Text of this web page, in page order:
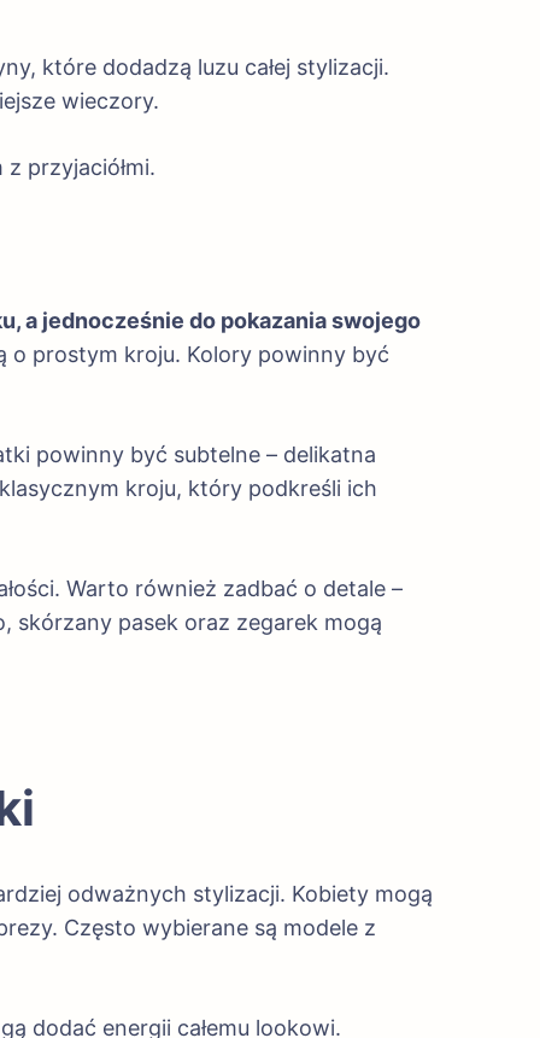
które dodadzą luzu całej stylizacji.
wieczory.
przyjaciółmi.
a jednocześnie do pokazania swojego
o prostym kroju. Kolory powinny być
powinny być subtelne – delikatna
kroju, który podkreśli ich
Warto również zadbać o detale –
skórzany pasek oraz zegarek mogą
odważnych stylizacji. Kobiety mogą
Często wybierane są modele z
dodać energii całemu lookowi.